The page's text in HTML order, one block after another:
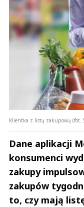
Klientka z listą zakupową (fot.
Dane aplikacji
konsumenci
zakupy
zakupów
to, czy mają